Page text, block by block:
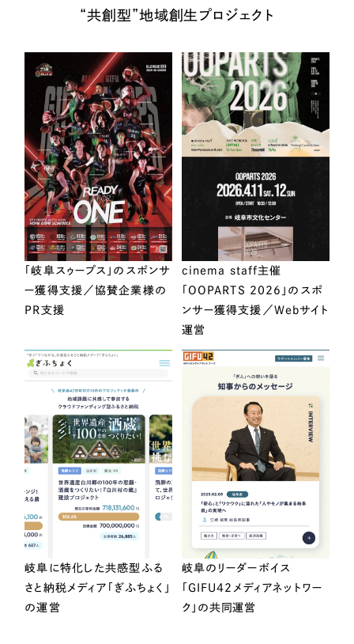
“共創型”地域創生プロジェクト
「岐阜スゥープス」のスポンサ
ー獲得支援／協賛企業様の
PR支援
cinema staff主催
「OOPARTS 2026」のスポ
ンサー獲得支援／Webサイト
運営
岐阜に特化した共感型ふる
さと納税メディア「ぎふちょく」
の運営
岐阜のリーダーボイス
「GIFU42メディアネットワー
ク」の共同運営